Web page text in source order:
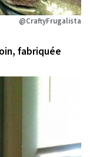
@CraftyFrugalista
fabriquée